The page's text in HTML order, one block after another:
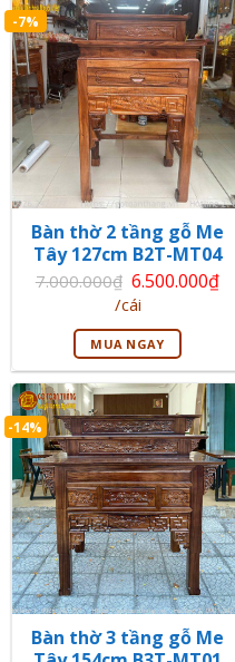
-7%
Bàn thờ 2 tầng gỗ Me
Tây 127cm B2T-MT04
7.000.000₫ Giá
gốc
là:
7.000.000₫.
6.500.000₫
Giá
hiện
tại
là:
6.500.000₫.
/cái
MUA NGAY
-14%
Bàn thờ 3 tầng gỗ Me